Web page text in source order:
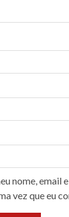
nome, email
vez que eu